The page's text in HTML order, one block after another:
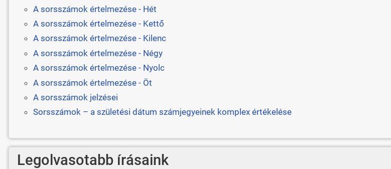
A sorsszámok értelmezése - Hét
A sorsszámok értelmezése - Kettő
A sorsszámok értelmezése - Kilenc
A sorsszámok értelmezése - Négy
A sorsszámok értelmezése - Nyolc
A sorsszámok értelmezése - Öt
A sorsszámok jelzései
Sorsszámok – a születési dátum számjegyeinek komplex értékelése
Legolvasotabb írásaink